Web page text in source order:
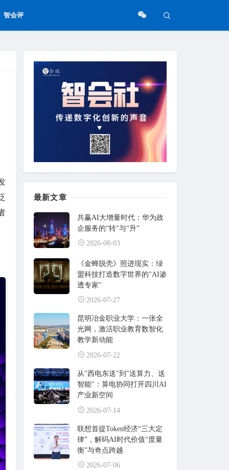
智会评
最新文章
共赢AI大增量时代：华为政
企服务的“转”与“升”
2026-08-03
《金蝉脱壳》照进现实：绿
盟科技打造数字世界的"AI渗
透专家"
2026-07-27
昆明冶金职业大学：一张全
光网，激活职业教育数智化
教学新动能
2026-07-22
从"西电东送"到"送算力、送
智能"：算电协同打开四川AI
产业新空间
2026-07-14
联想首提Token经济“三大定
律”，解码AI时代价值“度量
衡”与奇点跨越
2026-07-06